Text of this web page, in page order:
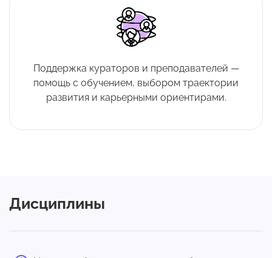
Поддержка кураторов и преподавателей —
помощь с обучением, выбором траектории
развития и карьерными ориентирами.
Дисциплины